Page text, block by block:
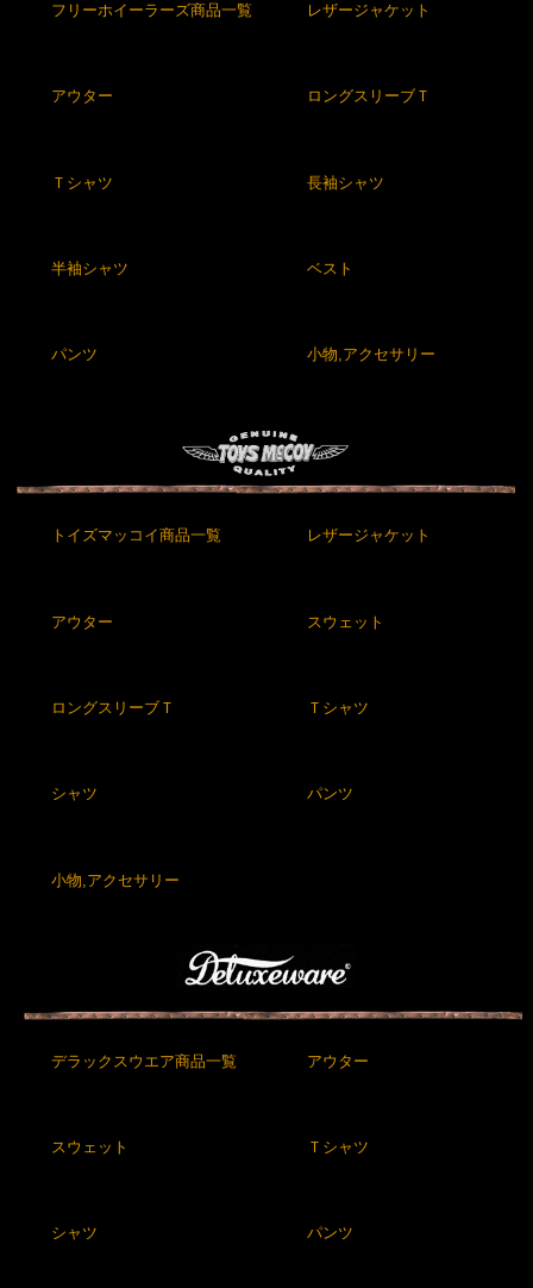
フリーホイーラーズ商品一覧 レザージャケット
アウター ロングスリーブＴ
Ｔシャツ 長袖シャツ
半袖シャツ ベスト
パンツ 小物,アクセサリー
トイズマッコイ商品一覧 レザージャケット
アウター スウェット
ロングスリーブＴ Ｔシャツ
シャツ パンツ
小物,アクセサリー
デラックスウエア商品一覧 アウター
スウェット Ｔシャツ
シャツ パンツ